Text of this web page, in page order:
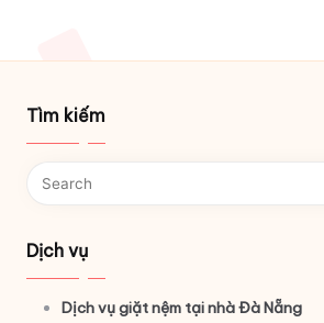
Tìm kiếm
Dịch vụ
Dịch vụ giặt nệm tại nhà Đà Nẵng